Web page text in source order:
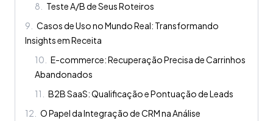
8
Teste A/B de Seus Roteiros
9
Casos de Uso no Mundo Real: Transformando
Insights em Receita
10
E-commerce: Recuperação Precisa de Carrinhos
Abandonados
11
B2B SaaS: Qualificação e Pontuação de Leads
12
O Papel da Integração de CRM na Análise